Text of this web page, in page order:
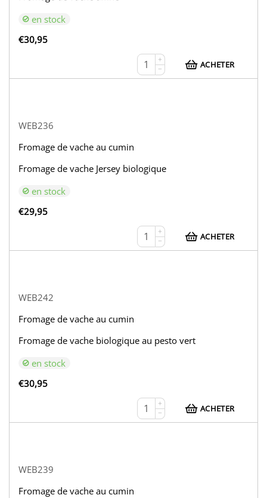
en stock
€30,95
+
−
ACHETER
WEB236
Fromage de vache au cumin
Fromage de vache Jersey biologique
en stock
€29,95
+
−
ACHETER
WEB242
Fromage de vache au cumin
Fromage de vache biologique au pesto vert
en stock
€30,95
+
−
ACHETER
WEB239
Fromage de vache au cumin